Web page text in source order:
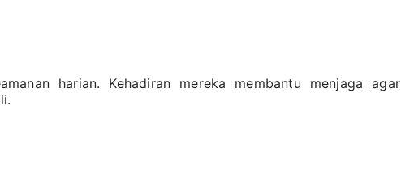
harian. Kehadiran mereka membantu menjaga agar